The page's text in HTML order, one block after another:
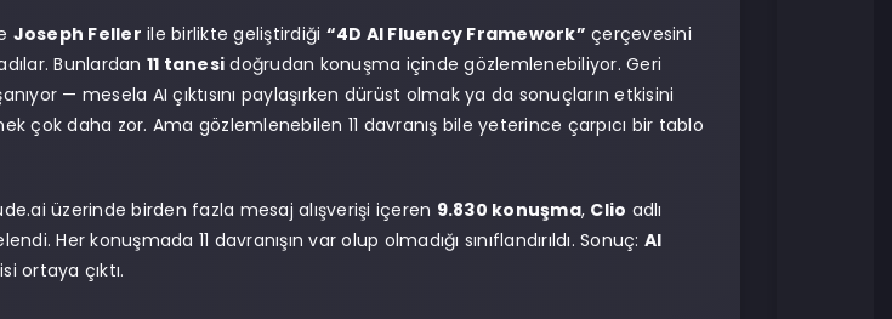
Joseph Feller ile birlikte geliştirdiği “4D AI Fluency Framework” çerçevesini
Bunlardan 11 tanesi doğrudan konuşma içinde gözlemlenebiliyor. Geri
— mesela AI çıktısını paylaşırken dürüst olmak ya da sonuçların etkisini
çok daha zor. Ama gözlemlenebilen 11 davranış bile yeterince çarpıcı bir tablo
üzerinde birden fazla mesaj alışverişi içeren 9.830 konuşma, Clio adlı
Her konuşmada 11 davranışın var olup olmadığı sınıflandırıldı. Sonuç: AI
ortaya çıktı.